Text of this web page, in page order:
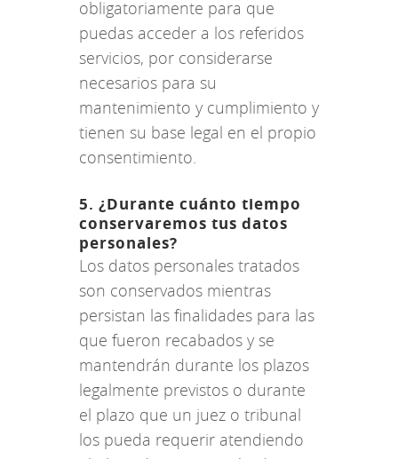
obligatoriamente para que
puedas acceder a los referidos
servicios, por considerarse
necesarios para su
mantenimiento y cumplimiento y
tienen su base legal en el propio
consentimiento.
5. ¿Durante cuánto tiempo
conservaremos tus datos
personales?
Los datos personales tratados
son conservados mientras
persistan las finalidades para las
que fueron recabados y se
mantendrán durante los plazos
legalmente previstos o durante
el plazo que un juez o tribunal
los pueda requerir atendiendo